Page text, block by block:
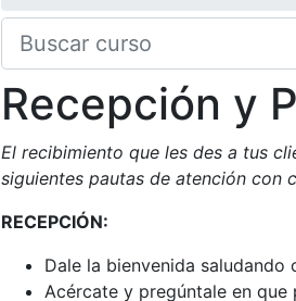
Recepción y
El recibimiento que les des a tus
siguientes pautas de atención con
RECEPCIÓN:
Dale la bienvenida saludando
Acércate y pregúntale en que